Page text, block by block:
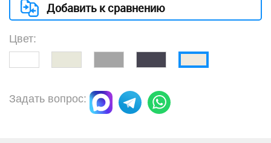
Добавить к сравнению
Цвет:
Задать вопрос: